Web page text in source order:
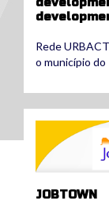
Rede
o município
JOBTOWN